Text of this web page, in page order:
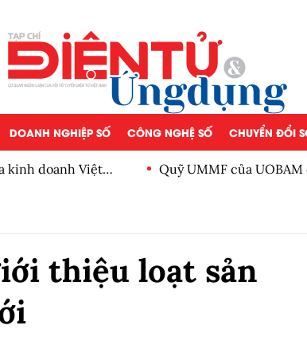
DOANH NGHIỆP SỐ CÔNG NGHỆ SỐ CHUYỂN ĐỔI
kinh doanh Việt
Quỹ UMMF của
thiệu loạt sản